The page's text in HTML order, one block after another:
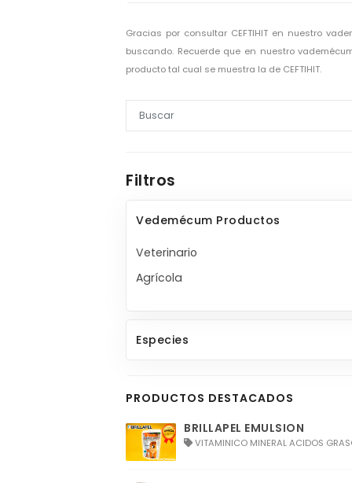
Filtros
Vedemécum Productos
Veterinario
Agrícola
Especies
PRODUCTOS DESTACADOS
BRILLAPEL EMULSION
VITAMINICO MINERAL ACIDOS
Gracias por consultar CEFTIHIT en nuestro
buscando. Recuerde que en nuestro
producto tal cual se muestra la de CEFTIHIT.